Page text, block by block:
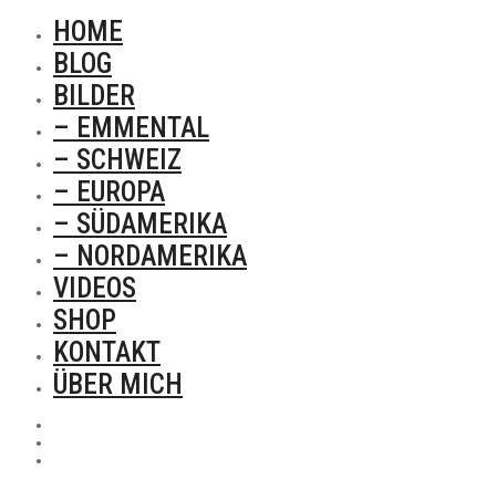
HOME
BLOG
BILDER
– EMMENTAL
– SCHWEIZ
– EUROPA
– SÜDAMERIKA
– NORDAMERIKA
VIDEOS
SHOP
KONTAKT
ÜBER MICH